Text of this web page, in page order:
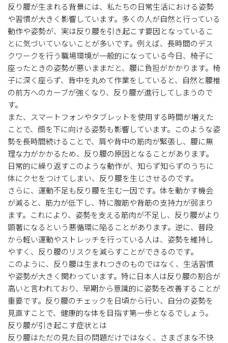
反り腰が生まれる背景には、私たちの日常生活における姿勢
や習慣が大きく影響しています。多くの人が自然と行っている
動作や姿勢が、実は反り腰を引き起こす要因となっているこ
とに気づいていないことが多いです。例えば、長時間のデス
クワークを行う職場環境が一般的になっている今日、椅子に
座ったときの姿勢が悪いままだと、腰に負担がかかります。椅
子に深く座らず、背中を丸めて作業をしていると、自然と腰椎
の前方へのカーブが強くなり、反り腰が進行してしまうので
す。
また、スマートフォンやタブレットを使用する時間が増えた
ことで、顔を下に向ける姿勢も影響しています。このような姿
勢を長時間続けることで、肩や背中の筋肉が緊張し、腰に無
理な力がかかるため、反り腰の原因となることがあります。
日常的に繰り返すこのような動作が、知らず知らずのうちに
体にクセをつけてしまい、反り腰を生じさせるのです。
さらに、運動不足も反り腰を生む一因です。体を動かす機会
が減ると、筋力が低下し、特に腹筋や背筋の支持力が弱まり
ます。これにより、姿勢を支える筋肉が不足し、反り腰がより
顕著になるという悪循環に陥ることがあります。逆に、普段
から軽い運動やストレッチを行っている人は、姿勢を維持し
やすく、反り腰のリスクを減らすことができるのです。
このように、反り腰は生まれつきのものではなく、生活習慣
や姿勢が大きく関わっています。特に日本人は反り腰の割合が
高いと言われており、早期から意識的に姿勢を改善することが
重要です。反り腰のチェックを日頃から行い、自分の姿勢を
見直すことで、健康的な体を目指す第一歩となるでしょう。
反り腰が引き起こす症状とは
反り腰はただの見た目の問題だけではなく、さまざまな不快